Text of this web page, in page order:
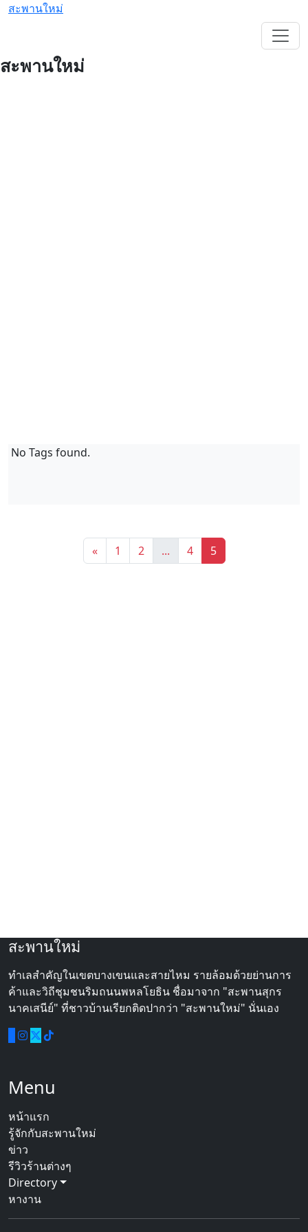
สะพานใหม่
สะพานใหม่
No Tags found.
« 1 2 ... 4 5
สะพานใหม่
ทำเลสำคัญในเขตบางเขนและสายไหม รายล้อมด้วยย่านการ
ค้าและวิถีชุมชนริมถนนพหลโยธิน ชื่อมาจาก "สะพานสุกร
นาคเสนีย์" ที่ชาวบ้านเรียกติดปากว่า "สะพานใหม่" นั่นเอง
Menu
หน้าแรก
รู้จักกับสะพานใหม่
ข่าว
รีวิวร้านต่างๆ
Directory
หางาน